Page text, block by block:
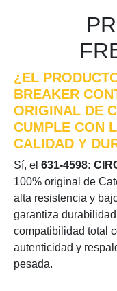
¿EL
BREAKER
ORIGINAL DE
CUMPLE CON
CALIDAD Y
Sí, el 631-4598:
100% original de
alta resistencia y
garantiza
compatibilidad total
autenticidad y
pesada.